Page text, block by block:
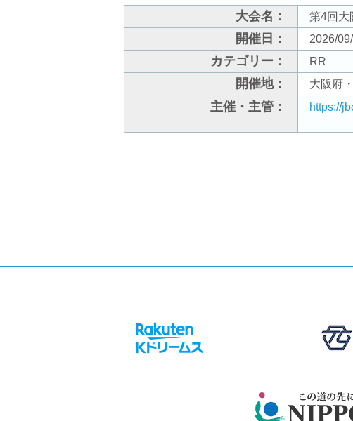
大会名： 第4回大
開催日： 2026/
カテゴリー： RR
開催地： 大阪府
主催・主管： https://